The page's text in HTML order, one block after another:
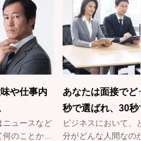
や仕事内
ニュースなど
のことかと
あなたは面接で
秒で選ばれ、30
メージ戦略を考え
ビジネスにおいて、
分がどんな人間なの